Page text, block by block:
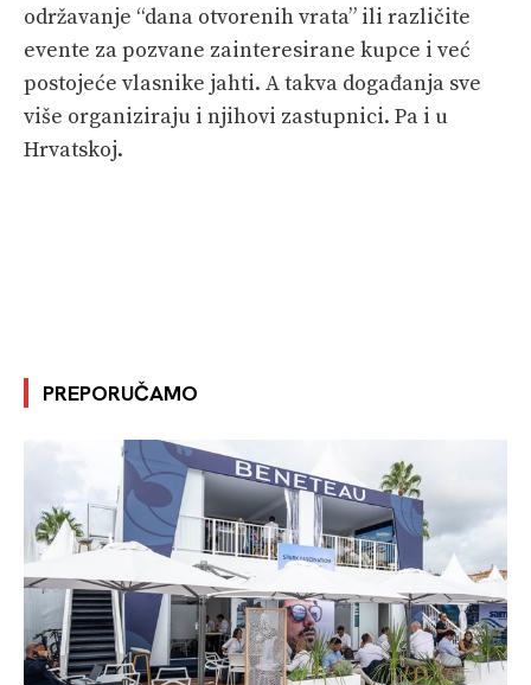
održavanje “dana otvorenih vrata” ili različite
evente za pozvane zainteresirane kupce i već
postojeće vlasnike jahti. A takva događanja sve
više organiziraju i njihovi zastupnici. Pa i u
Hrvatskoj.
PREPORUČAMO